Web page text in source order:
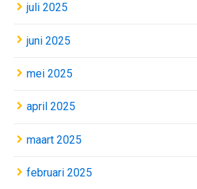
juli 2025
juni 2025
mei 2025
april 2025
maart 2025
februari 2025